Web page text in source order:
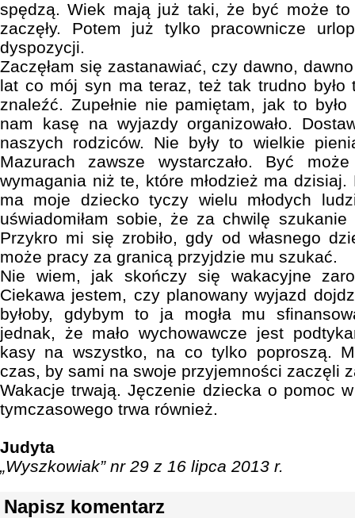
spędzą. Wiek mają już taki, że być może
zaczęły. Potem już tylko pracownicze
dyspozycji.
Zaczęłam się zastanawiać, czy dawno,
lat co mój syn ma teraz, też tak trudno było
znaleźć. Zupełnie nie pamiętam, jak to
nam kasę na wyjazdy organizowało.
naszych rodziców. Nie były to wielkie
Mazurach zawsze wystarczało. Być
wymagania niż te, które młodzież ma
ma moje dziecko tyczy wielu młodych
uświadomiłam sobie, że za chwilę
Przykro mi się zrobiło, gdy od własnego
może pracy za granicą przyjdzie mu szukać.
Nie wiem, jak skończy się wakacyjne
Ciekawa jestem, czy planowany wyjazd
byłoby, gdybym to ja mogła mu
jednak, że mało wychowawcze jest
kasy na wszystko, na co tylko poproszą.
czas, by sami na swoje przyjemności zaczęli
Wakacje trwają. Jęczenie dziecka o pomoc
tymczasowego trwa również.
Judyta
„Wyszkowiak” nr 29 z 16 lipca 2013 r.
Napisz komentarz